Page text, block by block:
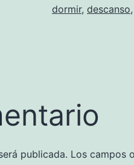
dormir, descanso,
publicada. Los campos